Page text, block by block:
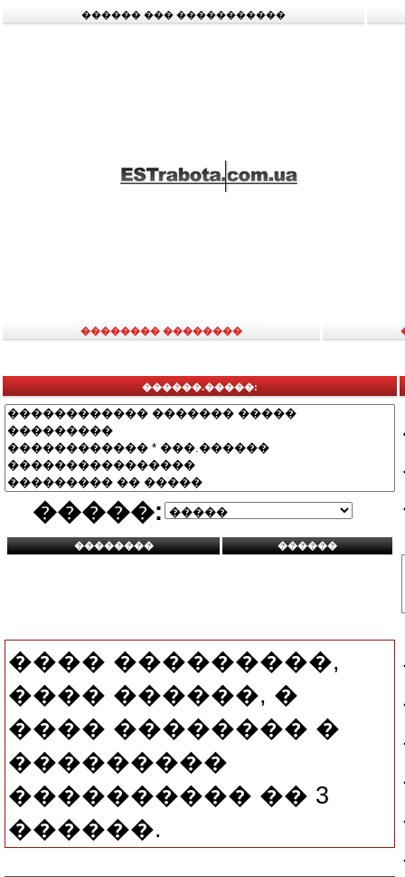
������ ��� �����������
�������� ��������
������.�����:
�����:
���� ���������,
���� ������, �
���� �������� �
���������
���������� �� 3
������.